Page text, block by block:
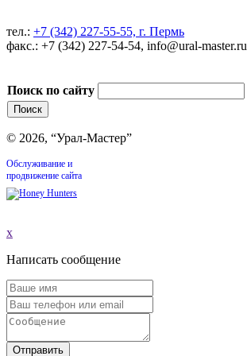
тел.: +7 (342) 227-55-55, г. Пермь
факс.: +7 (342) 227-54-54, info@ural-master.ru
Поиск по сайту
© 2026, “Урал-Мастер”
Обслуживание и
продвижение сайта
x
Написать сообщение
Отправить